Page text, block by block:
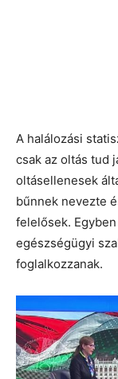
A halálozási
csak az oltás tud
oltásellenesek
bűnnek nevezte
felelősek.
egészségügyi
foglalkozzanak.